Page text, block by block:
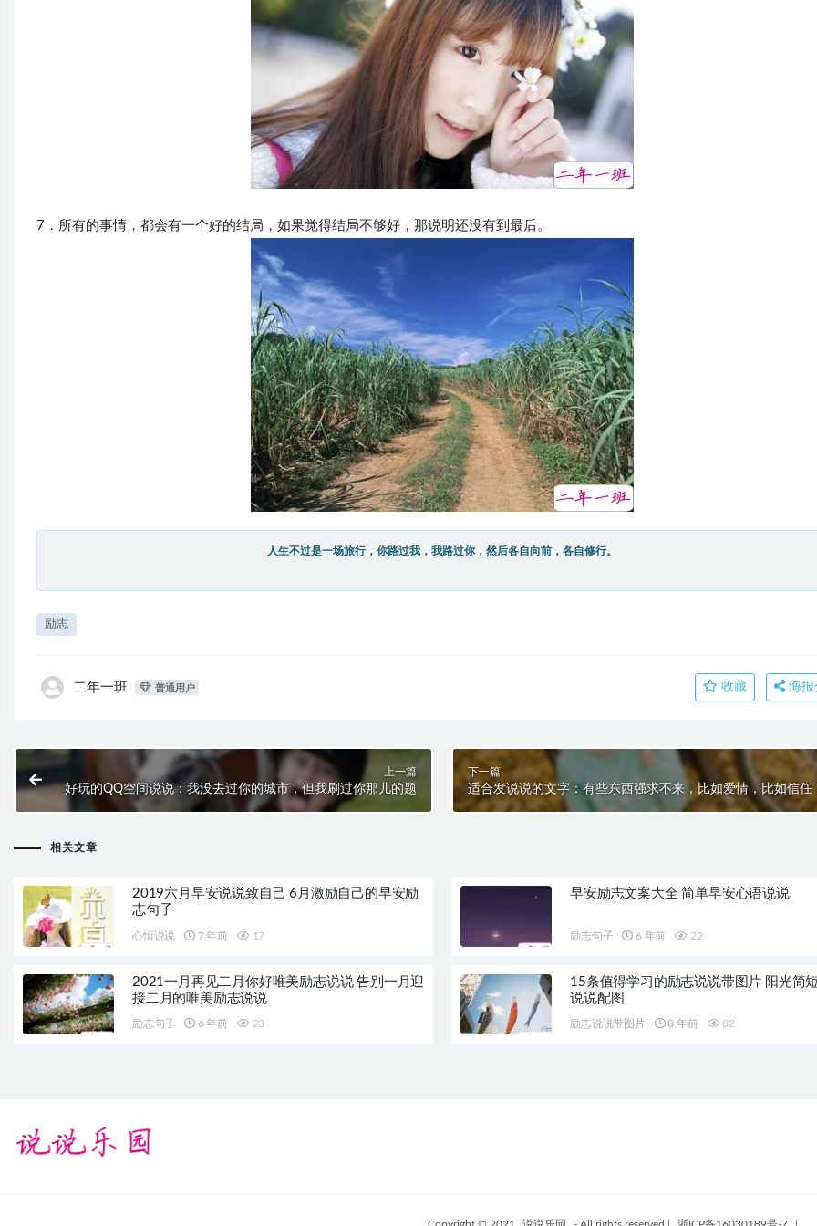
7．所有的事情，都会有一个好的结局，如果觉得结局不够好，那说明还没有到最后。
人生不过是一场旅行，你路过我，我路过你，然后各自向前，各自修行。
励志
二年一班 普通用户 收藏 海报
上一篇
好玩的QQ空间说说：我没去过你的城市，但我刷过你那儿的题
下一篇
适合发说说的文字：有些东西强求不来，比如爱情，比如信任
相关文章
2019六月早安说说致自己 6月激励自己的早安励
志句子
心情说说 7 年前 17
早安励志文案大全 简单早安心语说说
励志句子 6 年前 22
2021一月再见二月你好唯美励志说说 告别一月迎
接二月的唯美励志说说
励志句子 6 年前 23
15条值得学习的励志说说带图片 阳光简
说说配图
励志说说带图片 8 年前 82